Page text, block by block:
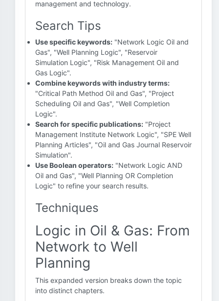
management and technology.
Search Tips
Use specific keywords: "Network Logic Oil and
Gas", "Well Planning Logic", "Reservoir
Simulation Logic", "Risk Management Oil and
Gas Logic".
Combine keywords with industry terms:
"Critical Path Method Oil and Gas", "Project
Scheduling Oil and Gas", "Well Completion
Logic".
Search for specific publications: "Project
Management Institute Network Logic", "SPE Well
Planning Articles", "Oil and Gas Journal Reservoir
Simulation".
Use Boolean operators: "Network Logic AND
Oil and Gas", "Well Planning OR Completion
Logic" to refine your search results.
Techniques
Logic in Oil & Gas: From
Network to Well
Planning
This expanded version breaks down the topic
into distinct chapters.